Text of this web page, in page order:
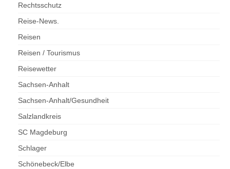
Rechtsschutz
Reise-News.
Reisen
Reisen / Tourismus
Reisewetter
Sachsen-Anhalt
Sachsen-Anhalt/Gesundheit
Salzlandkreis
SC Magdeburg
Schlager
Schönebeck/Elbe